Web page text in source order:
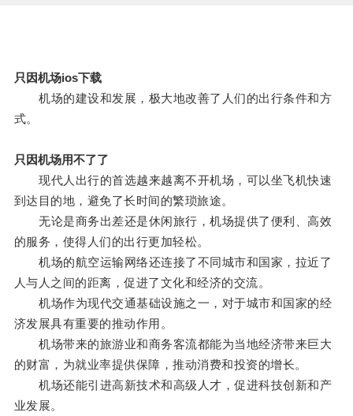
只因机场ios下载
机场的建设和发展，极大地改善了人们的出行条件和方
式。
只因机场用不了了
现代人出行的首选越来越离不开机场，可以坐飞机快速
到达目的地，避免了长时间的繁琐旅途。
无论是商务出差还是休闲旅行，机场提供了便利、高效
的服务，使得人们的出行更加轻松。
机场的航空运输网络还连接了不同城市和国家，拉近了
人与人之间的距离，促进了文化和经济的交流。
机场作为现代交通基础设施之一，对于城市和国家的经
济发展具有重要的推动作用。
机场带来的旅游业和商务客流都能为当地经济带来巨大
的财富，为就业率提供保障，推动消费和投资的增长。
机场还能引进高新技术和高级人才，促进科技创新和产
业发展。